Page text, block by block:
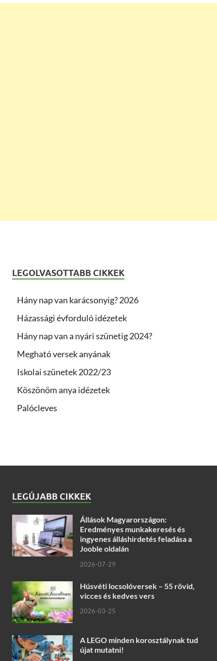
LEGOLVASOTTABB CIKKEK
Hány nap van karácsonyig? 2026
Házassági évforduló idézetek
Hány nap van a nyári szünetig 2024?
Megható versek anyának
Iskolai szünetek 2022/23
Köszönöm anya idézetek
Palócleves
LEGÚJABB CIKKEK
Állások Magyarországon:
Eredményes munkakeresés és
ingyenes álláshirdetés feladása a
Jooble oldalán
2026-07-29
Húsvéti locsolóversek – 55 rövid,
vicces és kedves vers
2026-03-25
A LEGO minden korosztálynak tud
újat mutatni!